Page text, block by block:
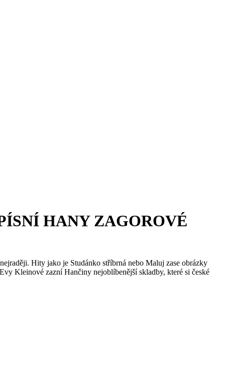
HANY ZAGOROVÉ
Hity jako je Studánko stříbrná nebo Maluj zase obrázky
Kleinové zazní Hančiny nejoblíbenější skladby, které si české